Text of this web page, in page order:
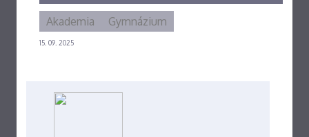
15. 09. 2025
Akademia Gymnázium